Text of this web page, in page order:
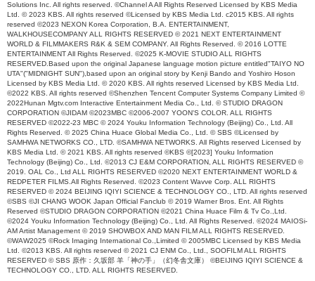
Solutions Inc. All rights reserved. ©Channel A All Rights Reserved Licensed by KBS Media
Ltd. © 2023 KBS. All rights reserved ©Licensed by KBS Media Ltd. c2015 KBS. All rights
reserved ©2023 NEXON Korea Corporation, B.A. ENTERTAINMENT,
WALKHOUSECOMPANY ALL RIGHTS RESERVED © 2021 NEXT ENTERTAINMENT
WORLD & FILMMAKERS R&K & SEM COMPANY. All Rights Reserved. © 2016 LOTTE
ENTERTAINMENT All Rights Reserved. ©2025 K-MOVIE STUDIO ALL RIGHTS
RESERVED.Based upon the original Japanese language motion picture entitled"TAIYO NO
UTA"("MIDNIGHT SUN"),based upon an original story by Kenji Bando and Yoshiro Hoson
Licensed by KBS Media Ltd. © 2020 KBS. All rights reserved Licensed by KBS Media Ltd.
©2022 KBS. All rights reserved ©Shenzhen Tencent Computer Systems Company Limited ©
2022Hunan Mgtv.com Interactive Entertainment Media Co., Ltd. © STUDIO DRAGON
CORPORATION ©JIDAM ©2023MBC ©2006-2007 YOON'S COLOR. ALL RIGHTS
RESERVED ©2022-23 MBC © 2024 Youku Information Technology (Beijing) Co., Ltd. All
Rights Reserved. © 2025 China Huace Global Media Co., Ltd. © SBS ©Licensed by
SAMHWA NETWORKS CO., LTD. ©SAMHWA NETWORKS. All Rights reserved Licensed by
KBS Media Ltd. © 2021 KBS. All rights reserved ©KBS ©[2023] Youku Information
Technology (Beijing) Co., Ltd. ©2013 CJ E&M CORPORATION, ALL RIGHTS RESERVED ©
2019. OAL Co., Ltd ALL RIGHTS RESERVED ©2020 NEXT ENTERTAINMENT WORLD &
REDPETER FILMS.All Rights Reserved. ©2023 Content Wavve Corp. ALL RIGHTS
RESERVED © 2024 BEIJING IQIYI SCIENCE & TECHNOLOGY CO., LTD. All rights reserved
©SBS ©JI CHANG WOOK Japan Official Fanclub © 2019 Warner Bros. Ent. All Rights
Reserved ©STUDIO DRAGON CORPORATION ©2021 China Huace Film & Tv Co.,Ltd.
©2024 Youku Information Technology (Beijing) Co., Ltd. All Rights Reserved. ©2024 MAIOSi-
AM Artist Management © 2019 SHOWBOX AND MAN FILM ALL RIGHTS RESERVED.
©WAW2025 ©Rock Imaging International Co.,Limited © 2005MBC Licensed by KBS Media
Ltd. ©2013 KBS. All rights reserved © 2021 CJ ENM Co., Ltd., SOOFILM ALL RIGHTS
RESERVED © SBS 原作：久坂部 羊「神の手」（幻冬舎文庫） ©BEIJING IQIYI SCIENCE &
TECHNOLOGY CO., LTD. ALL RIGHTS RESERVED.